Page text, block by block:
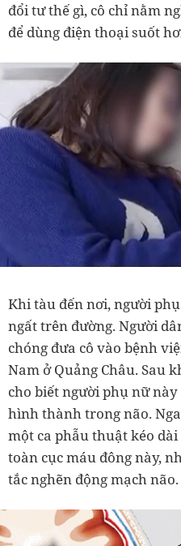
đổi tư thế gì, cô chỉ nằm
để dùng điện thoại suốt
Khi tàu đến nơi, người
ngất trên đường. Người
chóng đưa cô vào bệnh
Nam ở Quảng Châu. Sau
cho biết người phụ nữ
hình thành trong não.
một ca phẫu thuật kéo
toàn cục máu đông này,
tắc nghẽn động mạch não.